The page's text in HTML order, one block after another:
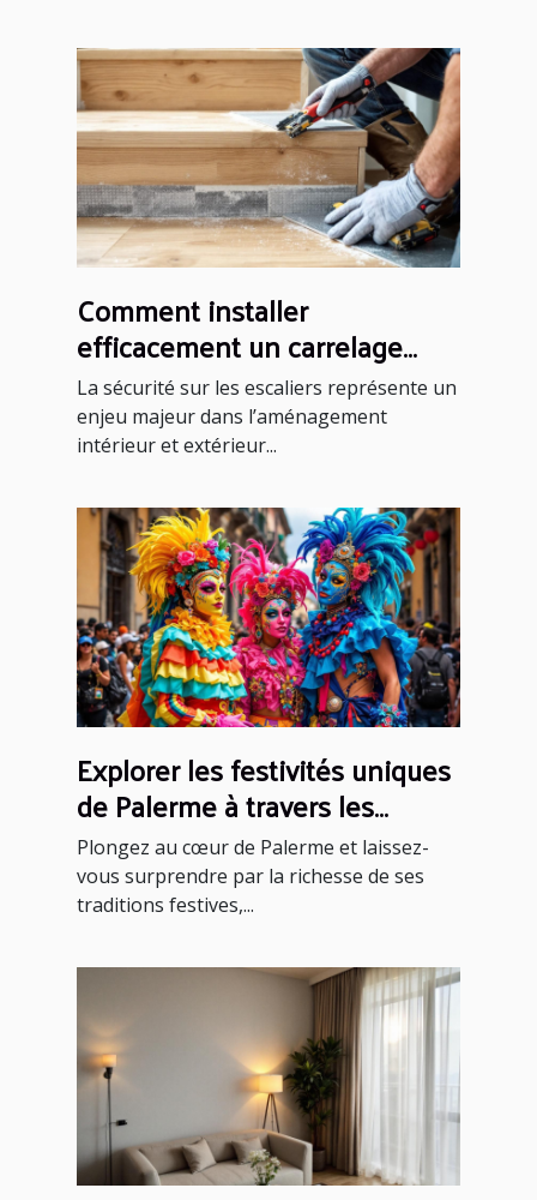
Comment installer
efficacement un carrelage
antidérapant sur un escalier ?
La sécurité sur les escaliers représente un
enjeu majeur dans l’aménagement
intérieur et extérieur...
Explorer les festivités uniques
de Palerme à travers les
saisons
Plongez au cœur de Palerme et laissez-
vous surprendre par la richesse de ses
traditions festives,...